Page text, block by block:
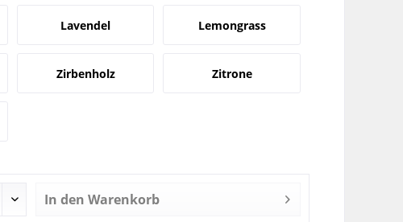
Lavendel Lemongrass
Zirbenholz Zitrone
In den Warenkorb